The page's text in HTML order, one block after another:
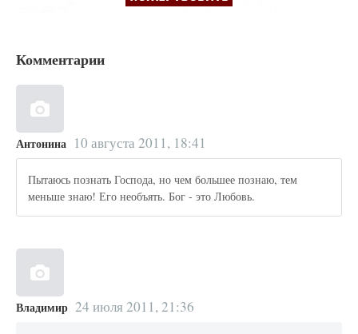
Комментарии
Антонина 10 августа 2011, 18:41
Пытаюсь познать Господа, но чем большее познаю, тем
меньше знаю! Его необъять. Бог - это Любовь.
Владимир 24 июля 2011, 21:36